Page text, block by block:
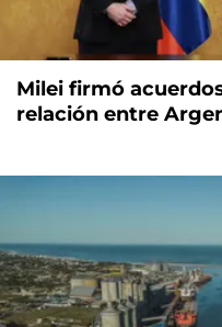
Milei firmó
relación entre